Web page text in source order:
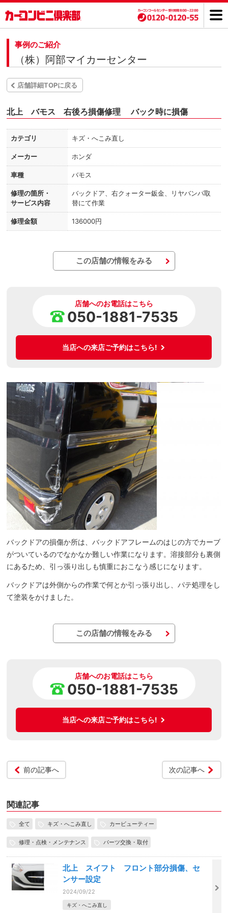
事例のご紹介
（株）阿部マイカーセンター
店舗詳細TOPに戻る
北上 バモス 右後ろ損傷修理 バック時に損傷
カテゴリ キズ・へこみ直し
メーカー ホンダ
車種 バモス
修理の箇所・
サービス内容
バックドア、右クォーター鈑金、リヤバンパ取
替にて作業
修理金額 136000円
この店舗の情報をみる
店舗へのお電話はこちら
050-1881-7535
当店への来店ご予約はこちら!
バックドアの損傷か所は、バックドアフレームのはじの方でカーブ
がついているのでなかなか難しい作業になります。溶接部分も裏側
にあるため、引っ張り出しも慎重におこなう感じになります。
バックドアは外側からの作業で何とか引っ張り出し、パテ処理をし
て塗装をかけました。
この店舗の情報をみる
店舗へのお電話はこちら
050-1881-7535
当店への来店ご予約はこちら!
前の記事へ 次の記事へ
関連記事
全て キズ・へこみ直し カービューティー
修理・点検・メンテナンス パーツ交換・取付
北上 スイフト フロント部分損傷、セ
ンサー設定
2024/09/22
キズ・へこみ直し